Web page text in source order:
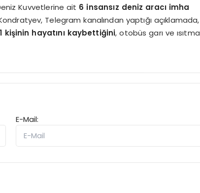
Kuvvetlerine ait 6 insansız deniz aracı imha
Telegram kanalından yaptığı açıklamada,
1 kişinin hayatını kaybettiğini, otobüs garı ve ısıtma
E-Mail: